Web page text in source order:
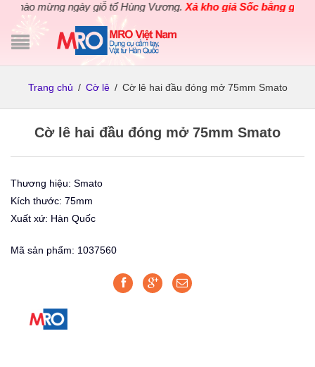
Chào mừng ngày giỗ tổ Hùng Vương.Xả kho giá Sốc bằng giá
Trang chủ / Cờ lê / Cờ lê hai đầu đóng mở 75mm Smato
Cờ lê hai đầu đóng mở 75mm Smato
Thương hiệu: Smato
Kích thước: 75mm
Xuất xứ: Hàn Quốc
Mã sản phẩm: 1037560